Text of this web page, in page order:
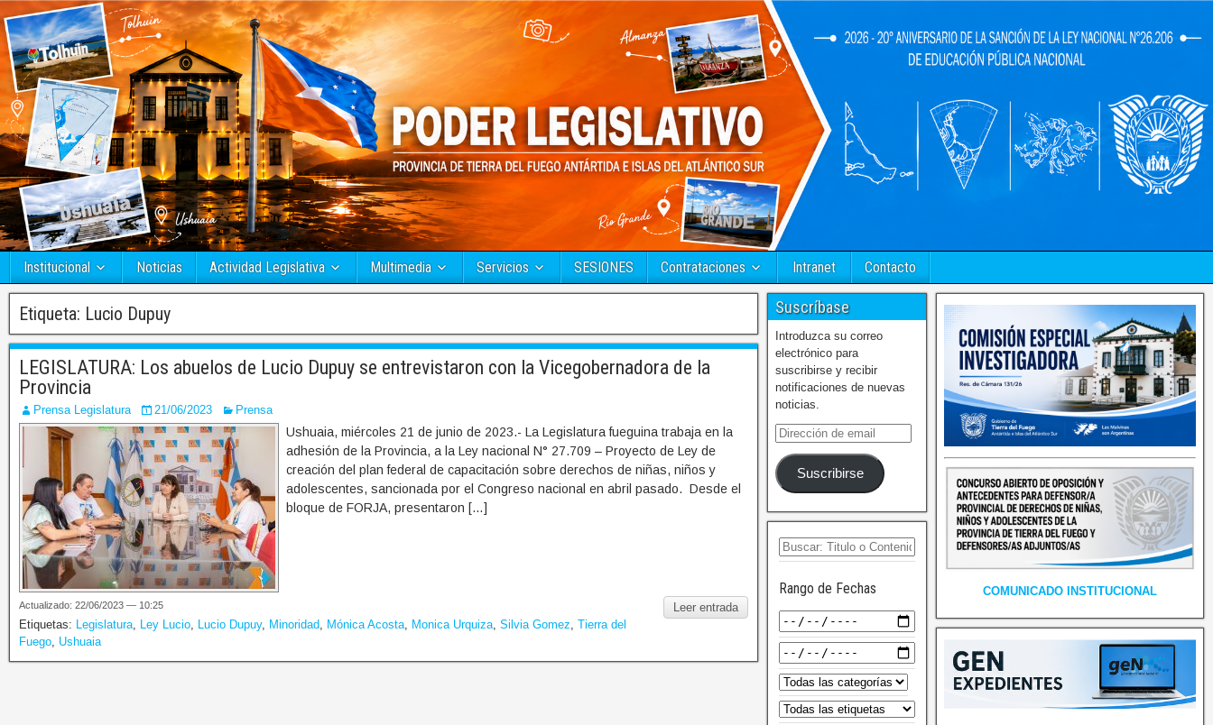
Institucional Noticias Actividad Legislativa Multimedia Servicios SESIONES Contrataciones Intranet Contacto
Etiqueta: Lucio Dupuy
LEGISLATURA: Los abuelos de Lucio Dupuy se entrevistaron con la Vicegobernadora de la
Provincia
Prensa Legislatura 21/06/2023 Prensa
Ushuaia, miércoles 21 de junio de 2023.- La Legislatura fueguina trabaja en la
adhesión de la Provincia, a la Ley nacional N° 27.709 – Proyecto de Ley de
creación del plan federal de capacitación sobre derechos de niñas, niños y
adolescentes, sancionada por el Congreso nacional en abril pasado. Desde el
bloque de FORJA, presentaron […]
Leer entrada
Actualizado: 22/06/2023 — 10:25
Etiquetas: Legislatura, Ley Lucio, Lucio Dupuy, Minoridad, Mónica Acosta, Monica Urquiza, Silvia Gomez, Tierra del
Fuego, Ushuaia
Suscríbase
Introduzca su correo
electrónico para
suscribirse y recibir
notificaciones de nuevas
noticias.
Suscribirse
Rango de Fechas COMUNICADO INSTITUCIONAL